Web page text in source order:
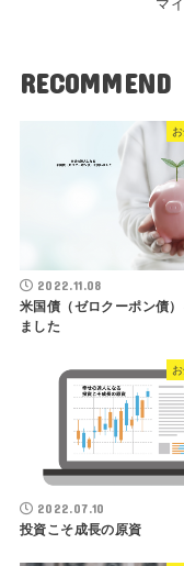
マ
RECOMMEND
2022.11.08
米国債（ゼロクーポン債
ました
2022.07.10
投資こそ成長の原資